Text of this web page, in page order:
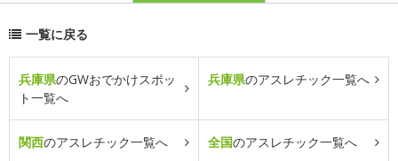
一覧に戻る
兵庫県のGWおでかけスポッ
ト一覧へ
兵庫県のアスレチック一覧へ
関西のアスレチック一覧へ 全国のアスレチック一覧へ